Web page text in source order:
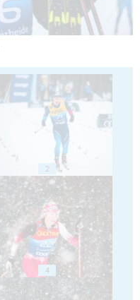
2
4